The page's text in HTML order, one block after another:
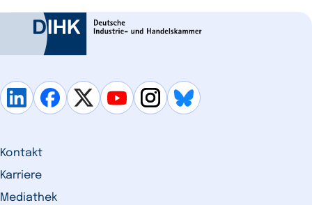
Kontakt
Karriere
Mediathek